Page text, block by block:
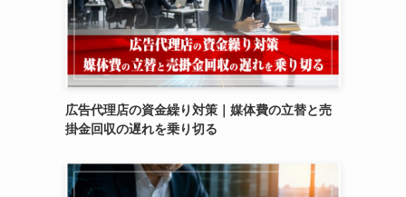
広告代理店の資金繰り対策｜媒体費の立替と売
掛金回収の遅れを乗り切る